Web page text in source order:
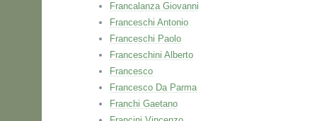
Francalanza Giovanni
Franceschi Antonio
Franceschi Paolo
Franceschini Alberto
Francesco
Francesco Da Parma
Franchi Gaetano